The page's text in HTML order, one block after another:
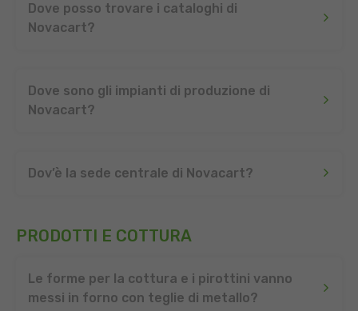
Dove posso trovare i cataloghi di
Novacart?
Dove sono gli impianti di produzione di
Novacart?
Dov’è la sede centrale di Novacart?
PRODOTTI E COTTURA
Le forme per la cottura e i pirottini vanno
messi in forno con teglie di metallo?